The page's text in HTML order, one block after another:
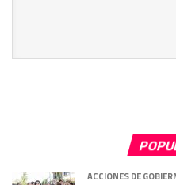
ACCIONES DE